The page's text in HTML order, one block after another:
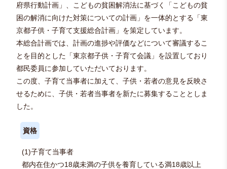
府県行動計画」、こどもの貧困解消法に基づく「こどもの貧
困の解消に向けた対策についての計画」を一体的とする「東
京都子供・子育て支援総合計画」を策定しています。
本総合計画では、計画の進捗や評価などについて審議するこ
とを目的とした「東京都子供・子育て会議」を設置しており
都民委員に参加していただいております。
この度、子育て当事者に加えて、子供・若者の意見を反映さ
せるために、子供・若者当事者を新たに募集することとしま
した。
資格
(1)子育て当事者
都内在住かつ18歳未満の子供を養育している満18歳以上